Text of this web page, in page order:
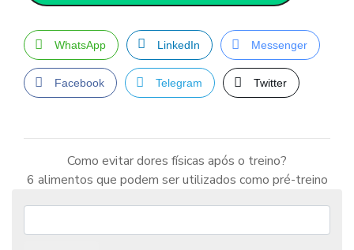
WhatsApp LinkedIn Messenger
Facebook Telegram Twitter
Navegação
Post
Como evitar dores físicas após o treino?
6 alimentos que podem ser utilizados como pré-treino